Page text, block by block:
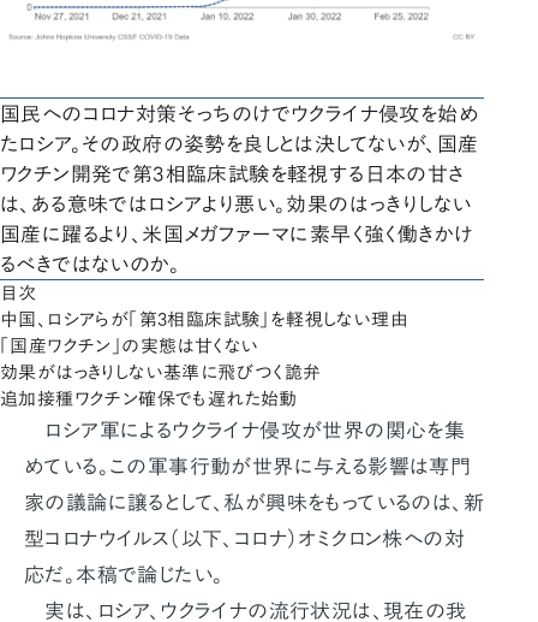
国民へのコロナ対策そっちのけでウクライナ侵攻を始め
たロシア。その政府の姿勢を良しとは決してないが、国産
ワクチン開発で第3相臨床試験を軽視する日本の甘さ
は、ある意味ではロシアより悪い。効果のはっきりしない
国産に躍るより、米国メガファーマに素早く強く働きかけ
るべきではないのか。
目次
中国、ロシアらが「第3相臨床試験」を軽視しない理由
「国産ワクチン」の実態は甘くない
効果がはっきりしない基準に飛びつく詭弁
追加接種ワクチン確保でも遅れた始動
ロシア軍によるウクライナ侵攻が世界の関心を集
めている。この軍事行動が世界に与える影響は専門
家の議論に譲るとして、私が興味をもっているのは、新
型コロナウイルス（以下、コロナ）オミクロン株への対
応だ。本稿で論じたい。
実は、ロシア、ウクライナの流行状況は、現在の我